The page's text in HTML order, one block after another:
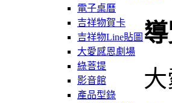
電子桌曆
吉祥物賀卡
吉祥物Line貼圖
大愛感恩劇場
綠菩提
影音館
產品型錄
導